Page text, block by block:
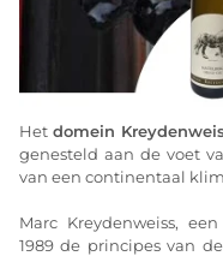
Hetdomein
genesteld aan de voet
van een continentaal
Marc Kreydenweiss,
1989 de principes van